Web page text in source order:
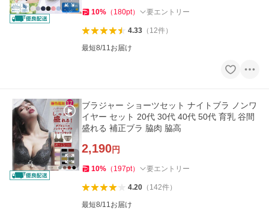
10% （ 180pt） 要エントリー
4.33（ 12件）
最短8/11お届け
ブラジャー ショーツセット ナイトブラ ノンワ
イヤー セット 20代 30代 40代 50代 育乳 谷間
盛れる 補正ブラ 脇肉 脇高
2,190円
10% （ 197pt） 要エントリー
4.20（ 142件）
最短8/11お届け